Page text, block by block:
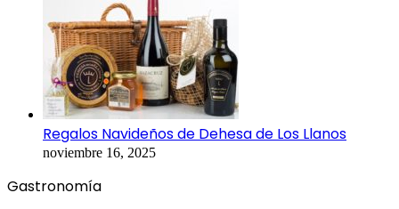
Regalos Navideños de Dehesa de Los Llanos
noviembre 16, 2025
Gastronomía